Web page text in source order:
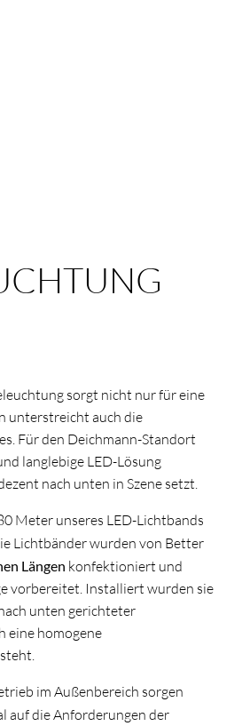
sorgt nicht nur für eine
unterstreicht auch die
Für den Deichmann-Standort
langlebige LED-Lösung
nach unten in Szene setzt.
Meter unseres LED-Lichtbands
Lichtbänder wurden von Better
Längen konfektioniert und
vorbereitet. Installiert wurden sie
unten gerichteter
eine homogene
im Außenbereich sorgen
auf die Anforderungen der